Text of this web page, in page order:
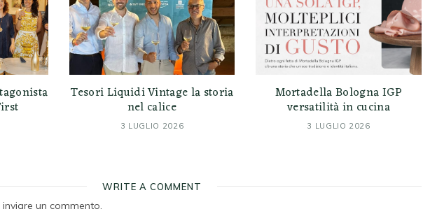
Tesori Liquidi Vintage la storia
nel calice
3 LUGLIO 2026
Mortadella Bologna IGP
versatilità in cucina
3 LUGLIO 2026
WRITE A COMMENT
inviare un commento.